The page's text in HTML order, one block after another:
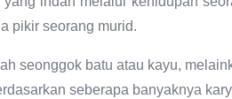
pikir seorang murid.
seonggok batu atau kayu,
seberapa banyaknya